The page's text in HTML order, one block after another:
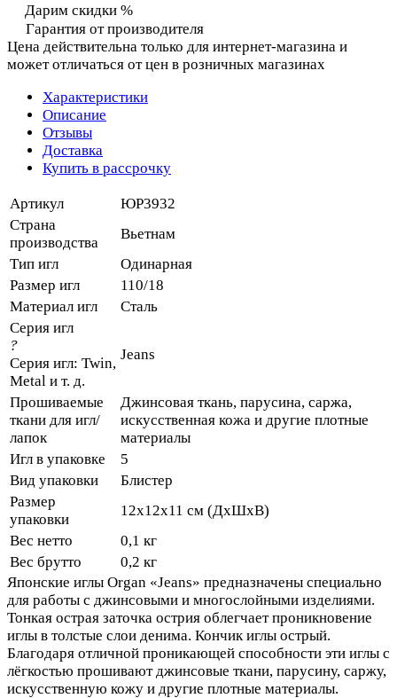
Дарим скидки %
Гарантия от производителя
Цена действительна только для интернет-магазина и
может отличаться от цен в розничных магазинах
Характеристики
Описание
Отзывы
Доставка
Купить в рассрочку
Артикул
ЮР3932
Страна
производства
Вьетнам
Тип игл
Одинарная
Размер игл
110/18
Материал игл
Сталь
Серия игл
?
Серия игл: Twin,
Metal и т. д.
Jeans
Прошиваемые
ткани для игл/
лапок
Джинсовая ткань, парусина, саржа,
искусственная кожа и другие плотные
материалы
Игл в упаковке
5
Вид упаковки
Блистер
Размер
упаковки
12х12х11 см (ДхШхВ)
Вес нетто
0,1 кг
Вес брутто
0,2 кг
Японские иглы Organ «Jeans» предназначены специально
для работы с джинсовыми и многослойными изделиями.
Тонкая острая заточка острия облегчает проникновение
иглы в толстые слои денима. Кончик иглы острый.
Благодаря отличной проникающей способности эти иглы с
лёгкостью прошивают джинсовые ткани, парусину, саржу,
искусственную кожу и другие плотные материалы.